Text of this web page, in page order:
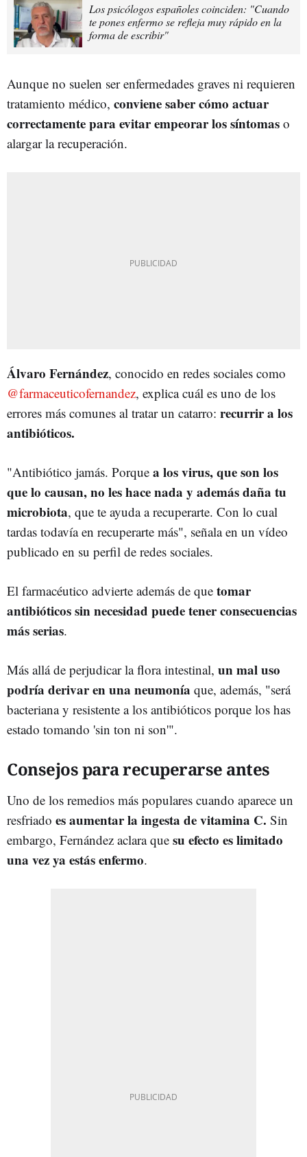
Los psicólogos españoles coinciden: "Cuando
te pones enfermo se refleja muy rápido en la
forma de escribir"
Aunque no suelen ser enfermedades graves ni requieren
tratamiento médico, conviene saber cómo actuar
correctamente para evitar empeorar los síntomas o
alargar la recuperación.
Álvaro Fernández, conocido en redes sociales como
@farmaceuticofernandez, explica cuál es uno de los
errores más comunes al tratar un catarro: recurrir a los
antibióticos.
"Antibiótico jamás. Porque a los virus, que son los
que lo causan, no les hace nada y además daña tu
microbiota, que te ayuda a recuperarte. Con lo cual
tardas todavía en recuperarte más", señala en un vídeo
publicado en su perfil de redes sociales.
El farmacéutico advierte además de que tomar
antibióticos sin necesidad puede tener consecuencias
más serias.
Más allá de perjudicar la flora intestinal, un mal uso
podría derivar en una neumonía que, además, "será
bacteriana y resistente a los antibióticos porque los has
estado tomando 'sin ton ni son'".
Consejos para recuperarse antes
Uno de los remedios más populares cuando aparece un
resfriado es aumentar la ingesta de vitamina C. Sin
embargo, Fernández aclara que su efecto es limitado
una vez ya estás enfermo.